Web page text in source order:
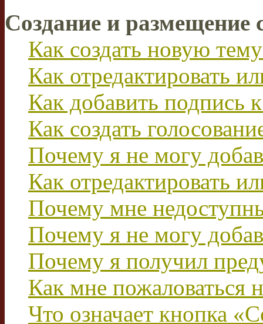
Создание и размещение
Как создать новую
Как отредактировать
Как добавить подпись
Как создать
Почему я не могу
Как отредактировать
Почему мне
Почему я не могу
Почему я получил
Как мне пожаловаться
Что означает кнопка